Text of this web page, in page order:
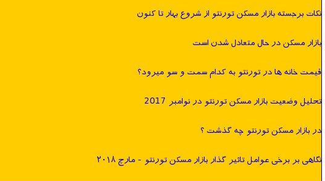
نکات برجسته بازار مسکن تورنتو از شروع بهار تا کنون
بازار مسکن در حال متعادل شدن است
قيمت خانه ها در تورنتو به كدام سمت و سو ميرود؟
تحلیل وضعیت بازار مسکن تورنتو در نوامبر 2017
در بازار مسکن تورنتو چه گذشت ؟
نگاهی بر برخی عوامل تاثیر گذار بازار مسکن تورنتو - مارچ ٢٠١٨